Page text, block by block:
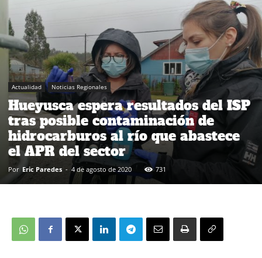
Actualidad Noticias Regionales
Hueyusca espera resultados del ISP
tras posible contaminación de
hidrocarburos al río que abastece
el APR del sector
Por Eric Paredes - 4 de agosto de 2020 731